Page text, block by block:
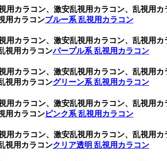
用カラコン、激安乱視用カラコン、乱視用
用カラコンブルー系 乱視用カラコン
用カラコン、激安乱視用カラコン、乱視用
視用カラコンパープル系 乱視用カラコン
用カラコン、激安乱視用カラコン、乱視用
視用カラコングリーン系 乱視用カラコン
用カラコン、激安乱視用カラコン、乱視用
用カラコンピンク系 乱視用カラコン
用カラコン、激安乱視用カラコン、乱視用
視用カラコンクリア透明 乱視用カラコン